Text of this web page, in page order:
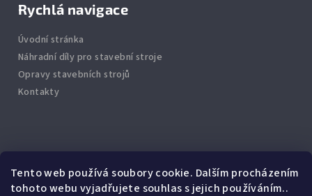
Tento web používá soubory cookie. Dalším procházením
tohoto webu vyjadřujete souhlas s jejich používáním..
Rychlá navigace
Úvodní stránka
Náhradní díly pro stavební stroje
Opravy stavebních strojů
Kontakty